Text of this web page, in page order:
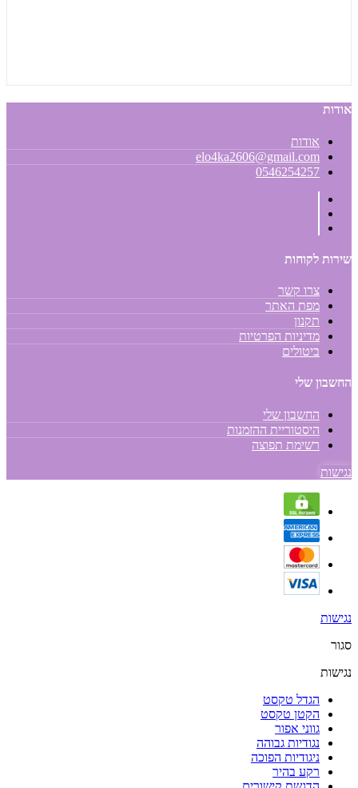
אודות
אודות
elo4ka2606@gmail.com
0546254257
שירות לקוחות
צרו קשר
מפת האתר
תקנון
מדיניות הפרטיות
ביטולים
החשבון שלי
החשבון שלי
היסטוריית ההזמנות
רשימת תפוצה
נגישות
נגישות
סגור
נגישות
הגדל טקסט
הקטן טקסט
גווני אפור
נגודיות גבוהה
ניגודיות הפוכה
רקע בהיר